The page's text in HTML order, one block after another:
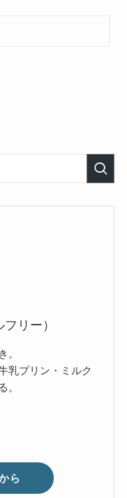
リー）
。
乳プリン・ミルク
。
ら